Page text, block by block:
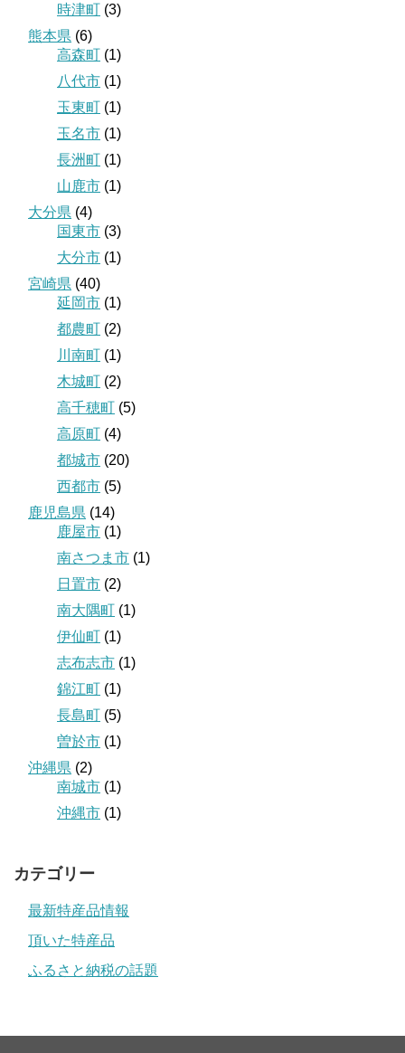
時津町 (3)
熊本県 (6)
高森町 (1)
八代市 (1)
玉東町 (1)
玉名市 (1)
長洲町 (1)
山鹿市 (1)
大分県 (4)
国東市 (3)
大分市 (1)
宮崎県 (40)
延岡市 (1)
都農町 (2)
川南町 (1)
木城町 (2)
高千穂町 (5)
高原町 (4)
都城市 (20)
西都市 (5)
鹿児島県 (14)
鹿屋市 (1)
南さつま市 (1)
日置市 (2)
南大隅町 (1)
伊仙町 (1)
志布志市 (1)
錦江町 (1)
長島町 (5)
曽於市 (1)
沖縄県 (2)
南城市 (1)
沖縄市 (1)
カテゴリー
最新特産品情報
頂いた特産品
ふるさと納税の話題